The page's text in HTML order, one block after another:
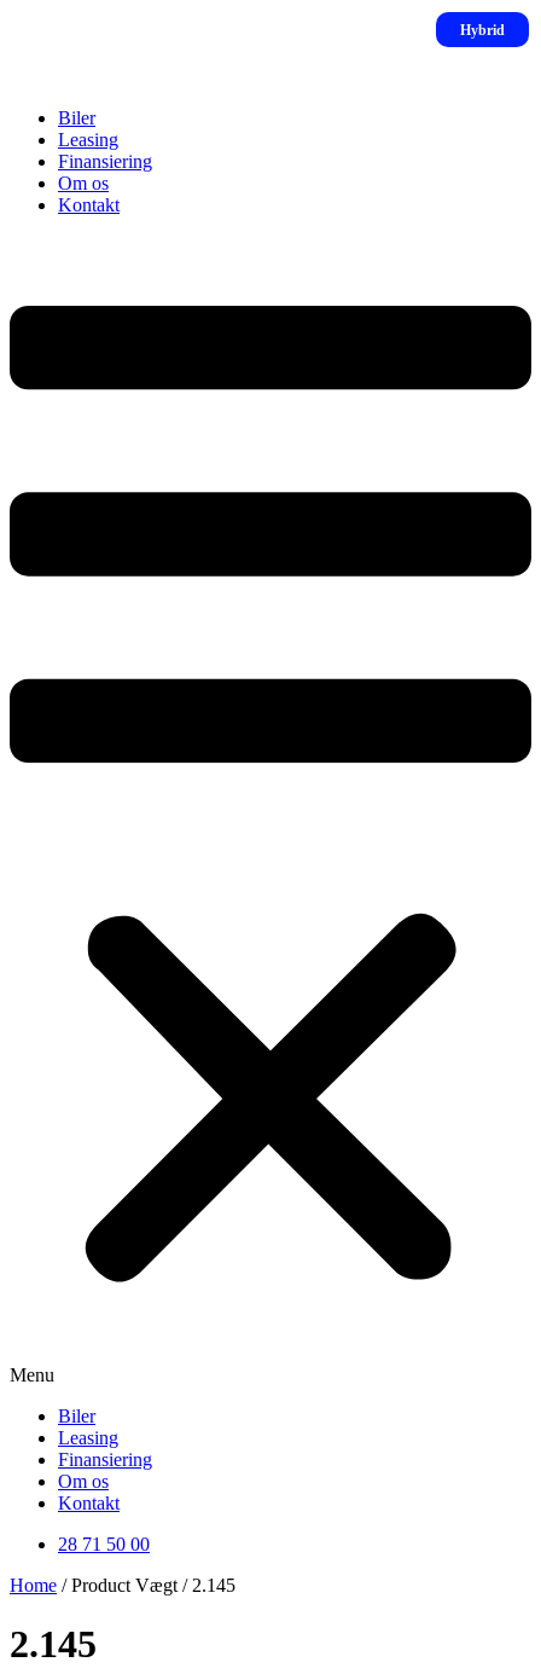
Biler
Leasing
Finansiering
Om os
Kontakt
Menu
Biler
Leasing
Finansiering
Om os
Kontakt
28 71 50 00
Home / Product Vægt / 2.145
2.145